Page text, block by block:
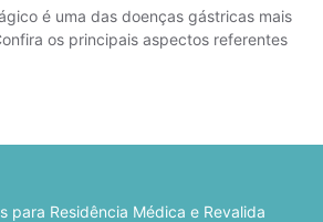
é uma das doenças gástricas mais
os principais aspectos referentes
para Residência Médica e Revalida